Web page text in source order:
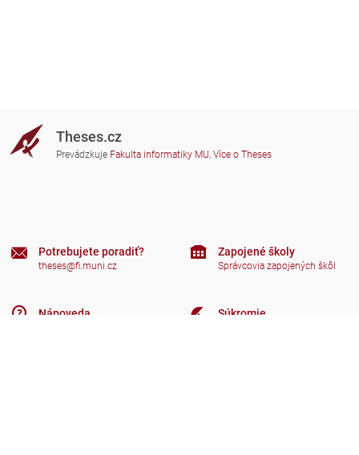
Theses.cz
Prevádzkuje Fakulta informatiky MU, Více o Theses
Potrebujete poradiť?
theses@fi.muni.cz
Nápoveda
Zapojené školy
Správcovia zapojených škôl
Súkromie